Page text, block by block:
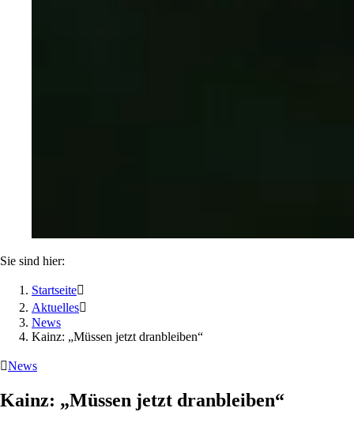
Sie sind hier:
Startseite
Aktuelles
News
Kainz: „Müssen jetzt dranbleiben“
News
Kainz: „Müssen jetzt dranbleiben“